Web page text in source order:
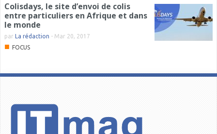
Colisdays, le site d’envoi de colis
entre particuliers en Afrique et dans
le monde
par La rédaction - Mar 20, 2017
■ FOCUS